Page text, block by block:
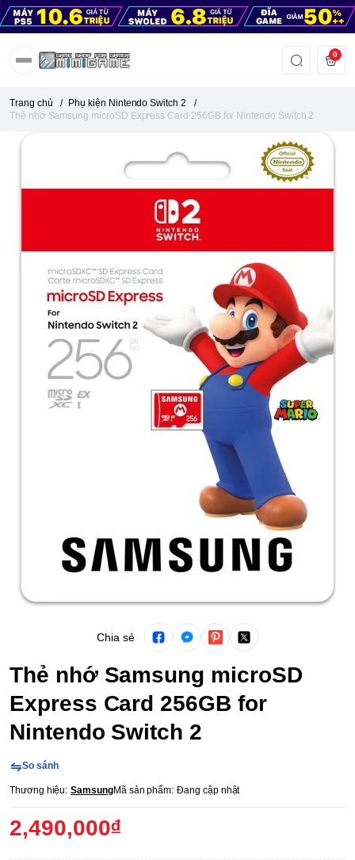
0
Trang chủ / Phụ kiện Nintendo Switch 2
/
Thẻ nhớ Samsung microSD Express Card 256GB for Nintendo Switch 2
Chia sẻ
Thẻ nhớ Samsung microSD
Express Card 256GB for
Nintendo Switch 2
So sánh
Thương hiệu: SamsungMã sản phẩm: Đang cập nhật
2,490,000₫